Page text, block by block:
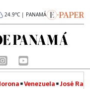
24.9°C | PANAMÁ
Venezuela José